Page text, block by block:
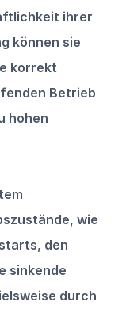
ihrer
können sie
korrekt
Betrieb
hohen
wie
den
sinkende
durch